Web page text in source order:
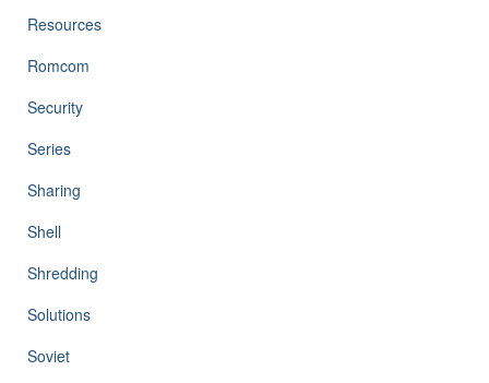
Resources
Romcom
Security
Series
Sharing
Shell
Shredding
Solutions
Soviet